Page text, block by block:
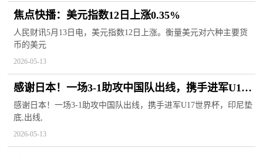
焦点快播：美元指数12日上涨0.35%
人民财讯5月13日电，美元指数12日上涨。衡量美元对六种主要货
币的美元
2026-05-13
感谢日本！一场3-1助攻中国队出线，携手进军U17
世界杯，印尼垫底
感谢日本！一场3-1助攻中国队出线，携手进军U17世界杯，印尼垫
底,出线,
2026-05-13